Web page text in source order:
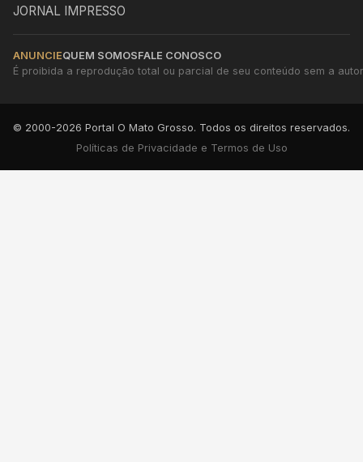
JORNAL IMPRESSO
ANUNCIEQUEM SOMOSFALE CONOSCO
É proibida a reprodução total ou parcial de seu conteúdo sem a
© 2000-2026 Portal O Mato Grosso. Todos os direitos reservados.
Políticas de Privacidade e Termos de Uso